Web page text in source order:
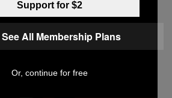
Support for $2
See All Membership Plans
Or, continue for free